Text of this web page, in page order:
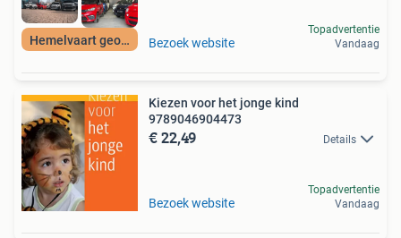
Hemelvaart geopend Bezoek website
Topadvertentie
Vandaag
Kiezen voor het jonge kind
9789046904473
€ 22,49 Details
Bezoek website
Topadvertentie
Vandaag